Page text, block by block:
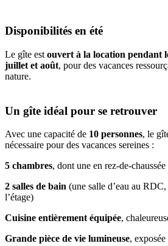
Disponibilités en été
Le gîte est ouvert à la location pendant
juillet et août, pour des vacances
nature.
Un gîte idéal pour se retrouver
Avec une capacité de 10 personnes, le
nécessaire pour des vacances sereines :
5 chambres, dont une en rez-de-chaussée
2 salles de bain (une salle d’eau au
l’étage)
Cuisine entièrement équipée,
Grande pièce de vie lumineuse,